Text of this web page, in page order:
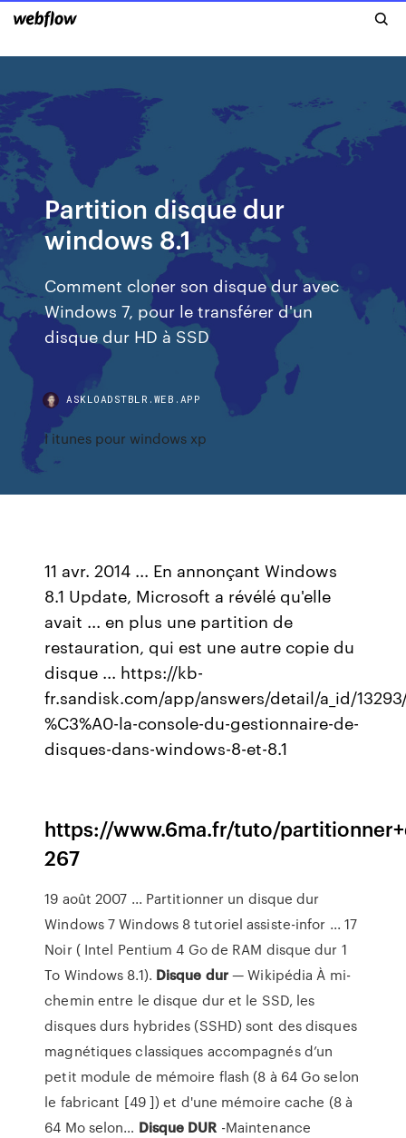
Partition disque dur
windows 8.1
Comment cloner son disque dur avec
Windows 7, pour le transférer d'un
disque dur HD à SSD
ASKLOADSTBLR.WEB.APP
I itunes pour windows xp
11 avr. 2014 ... En annonçant Windows
8.1 Update, Microsoft a révélé qu'elle
avait ... en plus une partition de
restauration, qui est une autre copie du
disque ... https://kb-
fr.sandisk.com/app/answers/detail/a_id/
%C3%A0-la-console-du-gestionnaire-de-
disques-dans-windows-8-et-8.1
https://www.6ma.fr/tuto/
267
19 août 2007 ... Partitionner un disque dur
Windows 7 Windows 8 tutoriel assiste-infor ... 17
Noir ( Intel Pentium 4 Go de RAM disque dur 1
To Windows 8.1). Disque dur— Wikipédia À mi-
chemin entre le disque dur et le SSD, les
disques durs hybrides (SSHD) sont des disques
magnétiques classiques accompagnés d’un
petit module de mémoire flash (8 à 64 Go selon
le fabricant [49 ]) et d'une mémoire cache (8 à
64 Mo selon… Disque DUR -Maintenance